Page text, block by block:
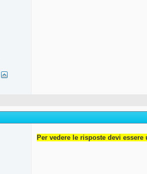
Per vedere le risposte devi essere